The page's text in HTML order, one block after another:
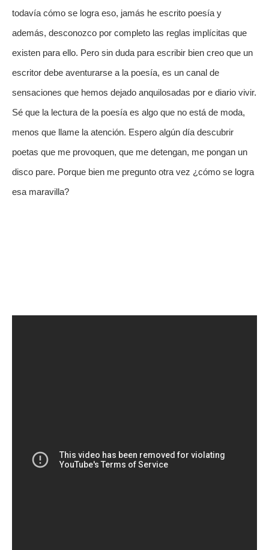
todavía cómo se logra eso, jamás he escrito poesía y
además, desconozco por completo las reglas implícitas que
existen para ello. Pero sin duda para escribir bien creo que un
escritor debe aventurarse a la poesía, es un canal de
sensaciones que hemos dejado anquilosadas por e diario vivir.
Sé que la lectura de la poesía es algo que no está de moda,
menos que llame la atención. Espero algún día descubrir
poetas que me provoquen, que me detengan, me pongan un
disco pare. Porque bien me pregunto otra vez ¿cómo se logra
esa maravilla?